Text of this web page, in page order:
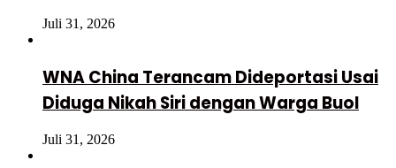
Juli 31, 2026
WNA China Terancam Dideportasi Usai
Diduga Nikah Siri dengan Warga Buol
Juli 31, 2026